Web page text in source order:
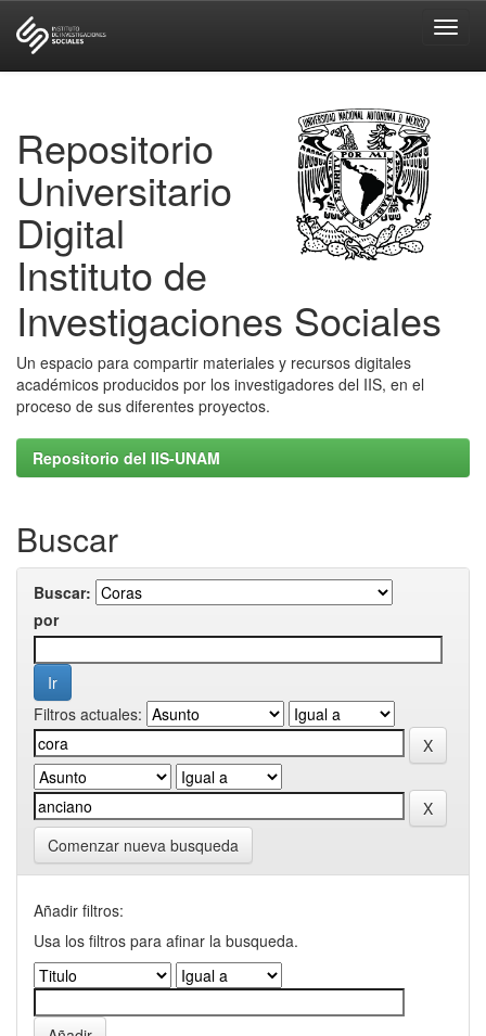
Repositorio
Universitario
Digital
Instituto de
Investigaciones Sociales
Un espacio para compartir materiales y recursos digitales
académicos producidos por los investigadores del IIS, en el
proceso de sus diferentes proyectos.
Repositorio del IIS-UNAM
Buscar
Buscar:
por
Filtros actuales:
Comenzar nueva busqueda
Añadir filtros:
Usa los filtros para afinar la busqueda.